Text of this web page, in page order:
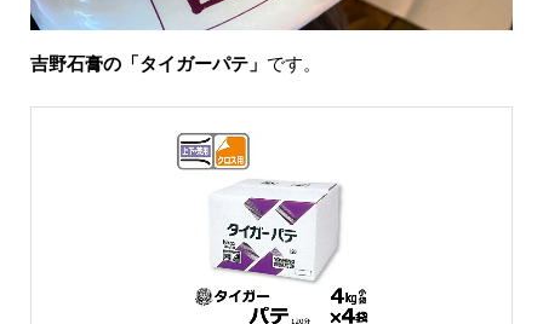
吉野石膏の「タイガーパテ」 です。